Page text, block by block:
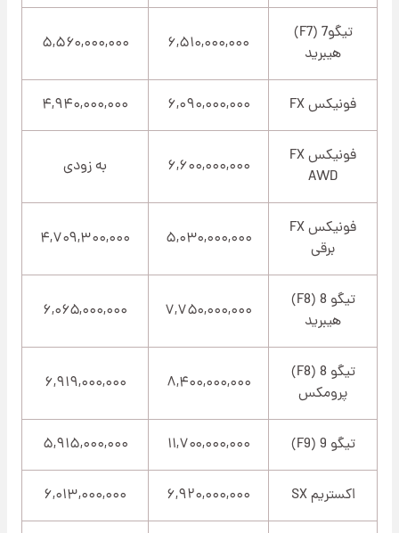
تیگو7 (F7)
هیبرید
۶,۵۱۰,۰۰۰,۰۰۰ ۵,۵۶۰,۰۰۰,۰۰۰
فونیکس FX ۶,۰۹۰,۰۰۰,۰۰۰ ۴,۹۴۰,۰۰۰,۰۰۰
فونیکس FX
AWD
۶,۶۰۰,۰۰۰,۰۰۰ به زودی
فونیکس FX
برقی
۵,۰۳۰,۰۰۰,۰۰۰ ۴,۷۰۹,۳۰۰,۰۰۰
تیگو 8 (F8)
هیبرید
۷,۷۵۰,۰۰۰,۰۰۰ ۶,۰۶۵,۰۰۰,۰۰۰
تیگو 8 (F8)
پرومکس
۸,۴۰۰,۰۰۰,۰۰۰ ۶,۹۱۹,۰۰۰,۰۰۰
تیگو 9 (F9) ۱۱,۷۰۰,۰۰۰,۰۰۰ ۵,۹۱۵,۰۰۰,۰۰۰
اکستریم SX ۶,۹۲۰,۰۰۰,۰۰۰ ۶,۰۱۳,۰۰۰,۰۰۰